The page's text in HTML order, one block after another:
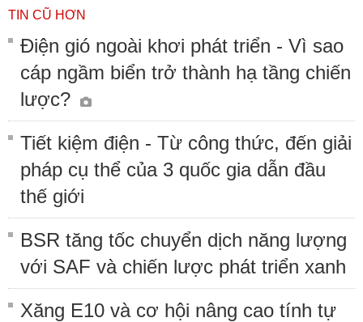
TIN CŨ HƠN
Điện gió ngoài khơi phát triển - Vì sao
cáp ngầm biển trở thành hạ tầng chiến
lược?
Tiết kiệm điện - Từ công thức, đến giải
pháp cụ thể của 3 quốc gia dẫn đầu
thế giới
BSR tăng tốc chuyển dịch năng lượng
với SAF và chiến lược phát triển xanh
Xăng E10 và cơ hội nâng cao tính tự